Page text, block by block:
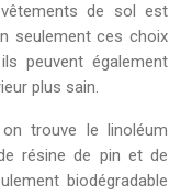
de sol est
seulement ces choix
peuvent également
plus sain.
trouve le linoléum
résine de pin et de
biodégradable